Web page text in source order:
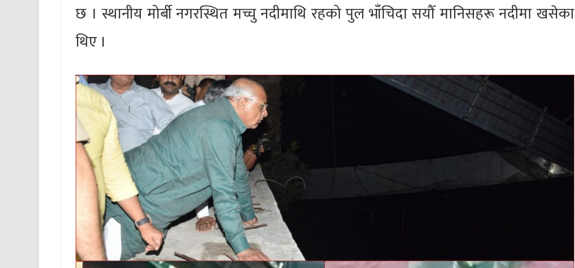
छ । स्थानीय मोर्बी नगरस्थित मच्चु नदीमाथि रहको पुल भाँचिदा सयौँ मानिसहरू नदीमा खसेका
थिए ।